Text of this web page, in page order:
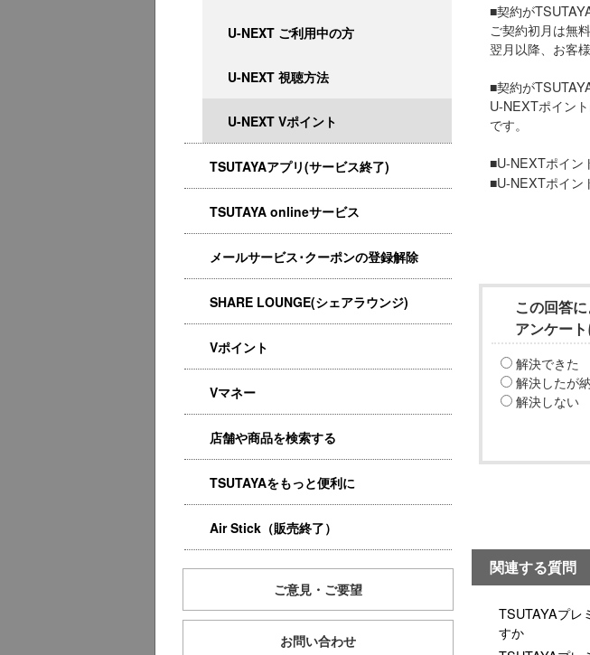
U-NEXT ご利用中の方
U-NEXT 視聴方法
U-NEXT Vポイント
TSUTAYAアプリ(サービス終了)
TSUTAYA onlineサービス
メールサービス･クーポンの登録解除
SHARE LOUNGE(シェアラウンジ)
Vポイント
Vマネー
店舗や商品を検索する
TSUTAYAをもっと便利に
Air Stick（販売終了）
ご意見・ご要望
お問い合わせ
■契約が
ご契約初月は無
翌月以降、お客
■契約が
U-NEXTポイン
です。
■U-NEXTポイン
■U-NEXTポイン
この回答に
アンケート
解決できた
解決したが
解決しない
関連する質問
TSUTAYAプレ
すか